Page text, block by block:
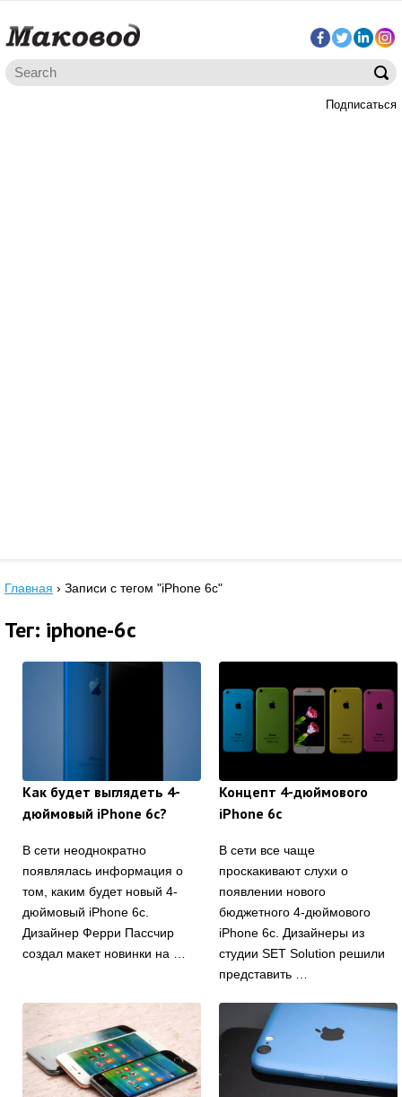
Подписаться
Главная › Записи с тегом "iPhone 6c"
Тег: iphone-6c
Как будет выглядеть 4-
дюймовый iPhone 6c?
В сети неоднократно
появлялась информация о
том, каким будет новый 4-
дюймовый iPhone 6c.
Дизайнер Ферри Пассчир
создал макет новинки на …
Концепт 4-дюймового
iPhone 6c
В сети все чаще
проскакивают слухи о
появлении нового
бюджетного 4-дюймового
iPhone 6c. Дизайнеры из
студии SET Solution решили
представить …